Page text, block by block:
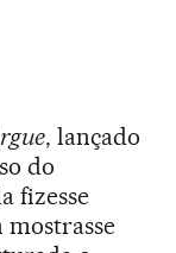
, lançado
do
fizesse
mostrasse